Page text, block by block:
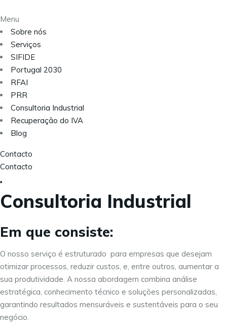
Menu
Sobre nós
Serviços
SIFIDE
Portugal 2030
RFAI
PRR
Consultoria Industrial
Recuperação do IVA
Blog
Contacto
Contacto
Consultoria Industrial
Em que consiste:
O nosso serviço é estruturado para empresas que desejam
otimizar processos, reduzir custos, e, entre outros, aumentar a
sua produtividade. A nossa abordagem combina análise
estratégica, conhecimento técnico e soluções personalizadas,
garantindo resultados mensuráveis e sustentáveis para o seu
negócio.